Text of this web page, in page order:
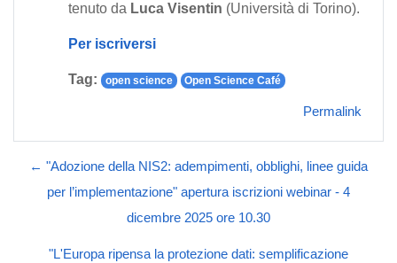
tenuto da Luca Visentin (Università di Torino).
Per iscriversi
Tag: open science Open Science Café
Permalink
← "Adozione della NIS2: adempimenti, obblighi, linee guida
per l’implementazione" apertura iscrizioni webinar - 4
dicembre 2025 ore 10.30
"L'Europa ripensa la protezione dati: semplificazione